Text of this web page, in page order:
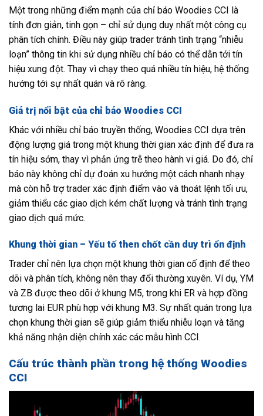
Một trong những điểm mạnh của chỉ báo Woodies CCI là
tính đơn giản, tinh gọn – chỉ sử dụng duy nhất một công cụ
phân tích chính. Điều này giúp trader tránh tình trạng “nhiễu
loạn” thông tin khi sử dụng nhiều chỉ báo có thể dẫn tới tín
hiệu xung đột. Thay vì chạy theo quá nhiều tín hiệu, hệ thống
hướng tới sự nhất quán và rõ ràng.
Giá trị nổi bật của chỉ báo Woodies CCI
Khác với nhiều chỉ báo truyền thống, Woodies CCI dựa trên
động lượng giá trong một khung thời gian xác định để đưa ra
tín hiệu sớm, thay vì phản ứng trễ theo hành vi giá. Do đó, chỉ
báo này không chỉ dự đoán xu hướng một cách nhanh nhạy
mà còn hỗ trợ trader xác định điểm vào và thoát lệnh tối ưu,
giảm thiểu các giao dịch kém chất lượng và tránh tình trạng
giao dịch quá mức.
Khung thời gian – Yếu tố then chốt cần duy trì ổn định
Trader chỉ nên lựa chọn một khung thời gian cố định để theo
dõi và phân tích, không nên thay đổi thường xuyên. Ví dụ, YM
và ZB được theo dõi ở khung M5, trong khi ER và hợp đồng
tương lai EUR phù hợp với khung M3. Sự nhất quán trong lựa
chọn khung thời gian sẽ giúp giảm thiểu nhiễu loạn và tăng
khả năng nhận diện chính xác các mẫu hình CCI.
Cấu trúc thành phần trong hệ thống Woodies
CCI